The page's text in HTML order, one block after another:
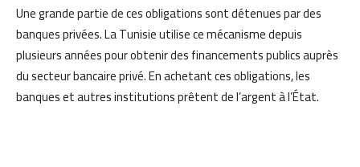
Une grande partie de ces obligations sont détenues par des
banques privées. La Tunisie utilise ce mécanisme depuis
plusieurs années pour obtenir des financements publics auprès
du secteur bancaire privé. En achetant ces obligations, les
banques et autres institutions prêtent de l’argent à l’État.